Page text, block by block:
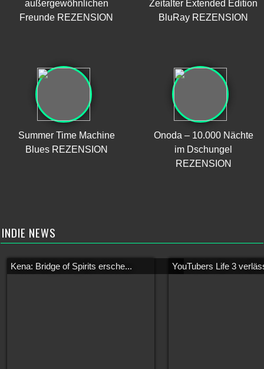
außergewöhnlichen
Freunde REZENSION
Zeitalter Extended Edition
BluRay REZENSION
Summer Time Machine
Blues REZENSION
Onoda – 10.000 Nächte
im Dschungel
REZENSION
INDIE NEWS
Kena: Bridge of Spirits ersche... YouTubers Life 3